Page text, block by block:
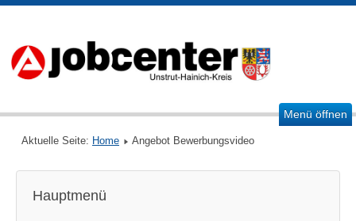
Menü öffnen
Aktuelle Seite: Home Angebot Bewerbungsvideo
Hauptmenü